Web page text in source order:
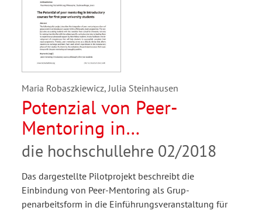
Maria Robaszkiewicz, Julia Steinhausen
Potenzial von Peer-
Mentoring in
Lehrveranstaltungen für
Studienanfänger_innen
die hochschullehre 02/2018
Das dargestellte Pilotprojekt beschreibt die
Einbindung von Peer-Mentoring als Grup-
penarbeitsform in die Einführungsveranstaltung für